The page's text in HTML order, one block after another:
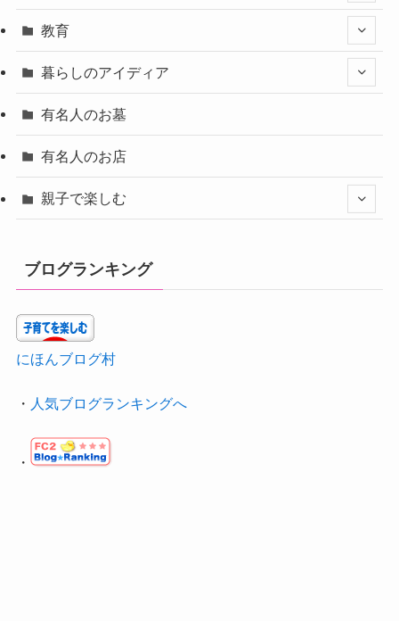
教育
暮らしのアイディア
有名人のお墓
有名人のお店
親子で楽しむ
ブログランキング
にほんブログ村
・ 人気ブログランキングへ
・